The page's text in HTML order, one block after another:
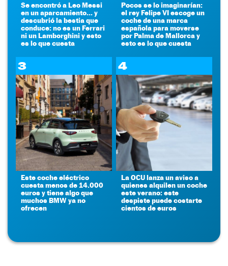
Se encontró a Leo Messi
en un aparcamiento... y
descubrió la bestia que
conduce: no es un Ferrari
ni un Lamborghini y esto
es lo que cuesta
Pocos se lo imaginarían:
el rey Felipe VI escoge un
coche de una marca
española para moverse
por Palma de Mallorca y
esto es lo que cuesta
3
Este coche eléctrico
cuesta menos de 14.000
euros y tiene algo que
muchos BMW ya no
ofrecen
4
La OCU lanza un aviso a
quienes alquilen un coche
este verano: este
despiste puede costarte
cientos de euros